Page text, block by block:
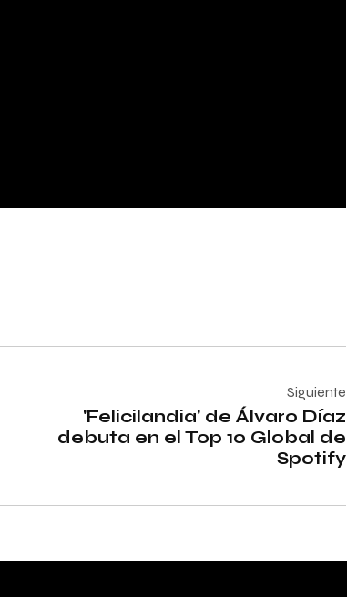
Siguiente
'Felicilandia' de Álvaro Díaz
debuta en el Top 10 Global de
Spotify